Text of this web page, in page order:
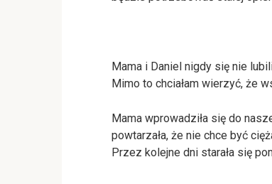
Mama i Daniel nigdy się nie
Mimo to chciałam wierzyć, że
Mama wprowadziła się do
powtarzała, że nie chce być
Przez kolejne dni starała się